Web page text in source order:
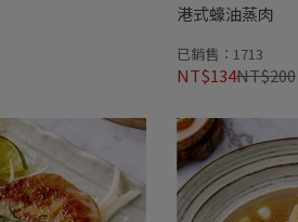
港式蠔油蒸肉
已銷售：1713
NT$134NT$200